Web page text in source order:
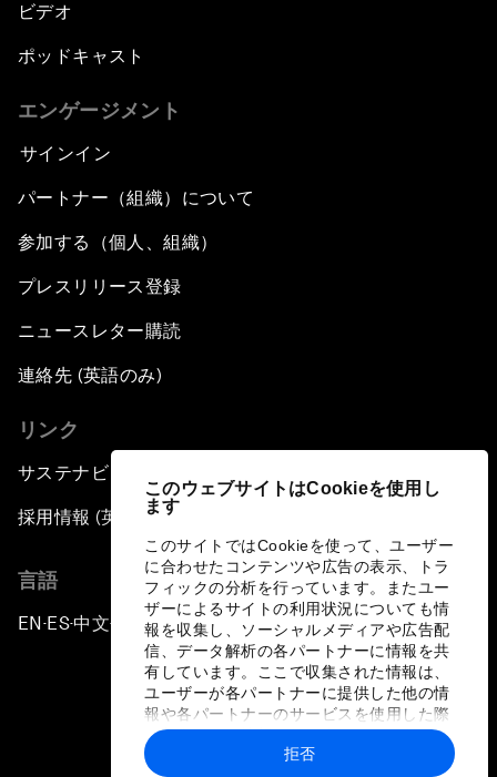
このウェブサイトはCookieを使用し
ます
このサイトではCookieを使って、ユーザー
に合わせたコンテンツや広告の表示、トラ
フィックの分析を行っています。またユー
ザーによるサイトの利用状況についても情
報を収集し、ソーシャルメディアや広告配
信、データ解析の各パートナーに情報を共
有しています。ここで収集された情報は、
ユーザーが各パートナーに提供した他の情
報や各パートナーのサービスを使用した際
に収集された情報と組み合わされ、各パー
トナーによって使用されることがありま
拒否
ビデオ
ポッドキャスト
エンゲージメント
サインイン
パートナー（組織）について
参加する（個人、組織）
プレスリリース登録
ニュースレター購読
連絡先 (英語のみ)
リンク
サステナビリティへの取り組み
採用情報 (英語のみ)
言語
EN ▪ ES▪中文▪ 日本語